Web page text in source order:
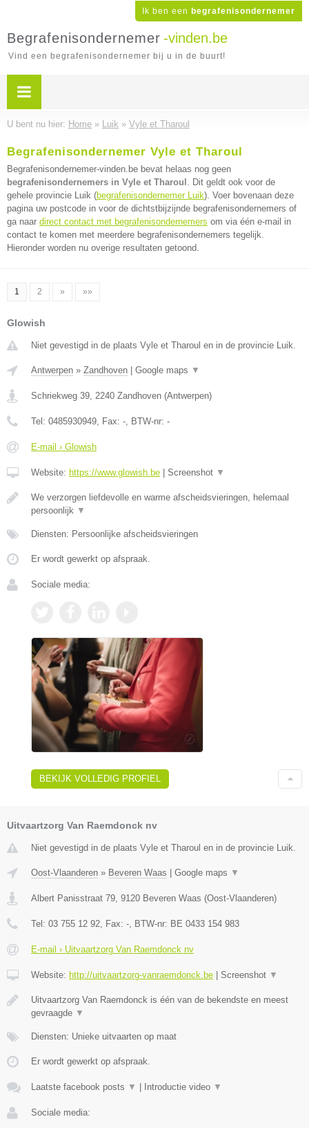
Ik ben een begrafenisondernemer
Begrafenisondernemer -vinden.be
Vind een begrafenisondernemer bij u in de buurt!
U bent nu hier: Home » Luik » Vyle et Tharoul
Begrafenisondernemer Vyle et Tharoul
Begrafenisondernemer-vinden.be bevat helaas nog geen
begrafenisondernemers in Vyle et Tharoul . Dit geldt ook voor de
gehele provincie Luik (begrafenisondernemer Luik). Voer bovenaan deze
pagina uw postcode in voor de dichtstbijzijnde begrafenisondernemers of
ga naar direct contact met begrafenisondernemers om via één e-mail in
contact te komen met meerdere begrafenisondernemers tegelijk.
Hieronder worden nu overige resultaten getoond.
1 2 » »»
Glowish
Niet gevestigd in de plaats Vyle et Tharoul en in de provincie Luik.
Antwerpen » Zandhoven Google maps ▼
Schriekweg 39, 2240 Zandhoven (Antwerpen)
Tel: 0485930949, Fax: -, BTW-nr: -
E-mail › Glowish
Website: https://www.glowish.be Screenshot ▼
We verzorgen liefdevolle en warme afscheidsvieringen, helemaal
persoonlijk ▼
Diensten: Persoonlijke afscheidsvieringen
Er wordt gewerkt op afspraak.
Sociale media:
BEKIJK VOLLEDIG PROFIEL
Uitvaartzorg Van Raemdonck nv
Niet gevestigd in de plaats Vyle et Tharoul en in de provincie Luik.
Oost-Vlaanderen » Beveren Waas | Google maps ▼
Albert Panisstraat 79 9120 Beveren Waas (Oost-Vlaanderen)
Tel: 03 755 12 92 , Fax: - , BTW-nr: BE 0433 154 983
E-mail › Uitvaartzorg Van Raemdonck nv
Website: http://uitvaartzorg-vanraemdonck.be | Screenshot ▼
Uitvaartzorg Van Raemdonck is één van de bekendste en meest
gevraagde ▼
Diensten: Unieke uitvaarten op maat
Er wordt gewerkt op afspraak.
Laatste facebook posts ▼ | Introductie video ▼
Sociale media: